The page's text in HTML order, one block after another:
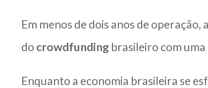
Em menos de dois anos de
do crowdfunding brasileiro com
Enquanto a economia brasileira se